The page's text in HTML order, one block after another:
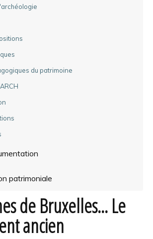
du patrimoine
patrimoniale
de Bruxelles... Le
ancien